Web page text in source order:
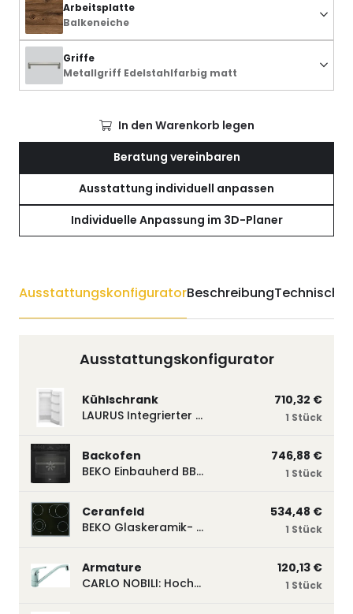
Arbeitsplatte
Balkeneiche
Griffe
Metallgriff Edelstahlfarbig matt
In den Warenkorb legen
Beratung vereinbaren
Ausstattung individuell anpassen
Individuelle Anpassung im 3D-Planer
AusstattungskonfiguratorBeschreibungTechnische
Ausstattungskonfigurator
Kühlschrank
LAURUS Integrierter Kühlautomat LKG122E LKG122E
710,32 €
1 Stück
Backofen
BEKO Einbauherd BBUM113N2B mit Hydrolyse, Schwarz BBUM113N2B
746,88 €
1 Stück
Ceranfeld
BEKO Glaskeramik- Strahlungskochfeld EH 9641 XHN, herdgebunden EH9641XHN
534,48 €
1 Stück
Armature
CARLO NOBILI: Hochdruck- Einhebelmischbatterie Blue, Mischbatterie verchromt 17770
120,13 €
1 Stück